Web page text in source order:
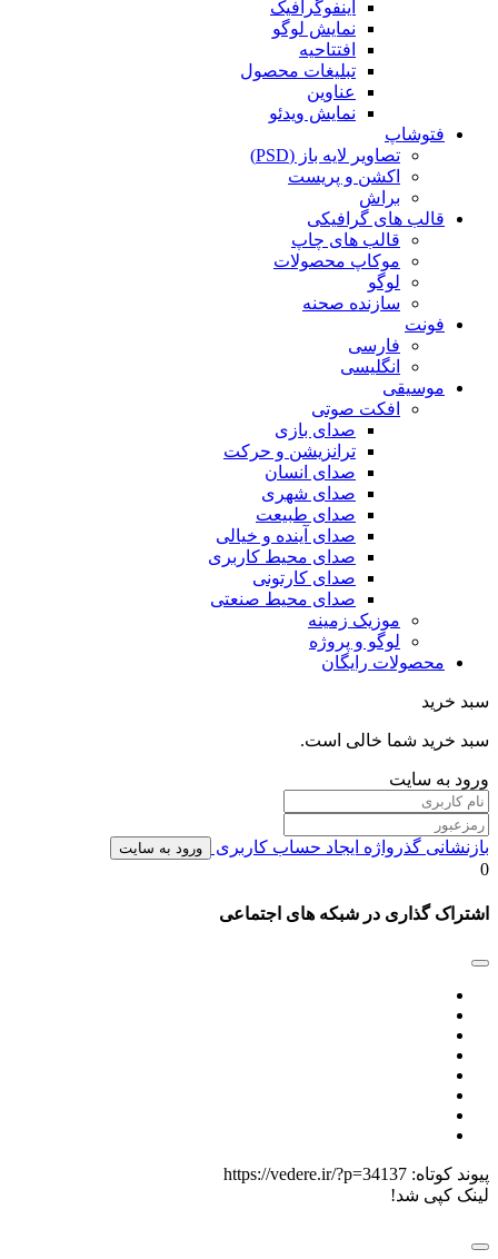
اینفوگرافیک
نمایش لوگو
افتتاحیه
تبلیغات محصول
عناوین
نمایش ویدئو
فتوشاپ
تصاویر لایه باز (PSD)
اکشن و پریست
براش
قالب های گرافیکی
قالب های چاپ
موکاپ محصولات
لوگو
سازنده صحنه
فونت
فارسی
انگلیسی
موسیقی
افکت صوتی
صدای بازی
ترانزیشن و حرکت
صدای انسان
صدای شهری
صدای طبیعت
صدای آینده و خیالی
صدای محیط کاربری
صدای کارتونی
صدای محیط صنعتی
موزیک زمینه
لوگو و پروژه
محصولات رایگان
سبد خرید
سبد خرید شما خالی است.
ورود به سایت
بازنشانی گذرواژه ایجاد حساب کاربری ورود به سایت
0
اشتراک گذاری در شبکه های اجتماعی
پیوند کوتاه: https://vedere.ir/?p=34137
لینک کپی شد!